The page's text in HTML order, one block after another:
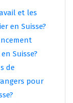
et les
en Suisse?
Suisse?
de
pour